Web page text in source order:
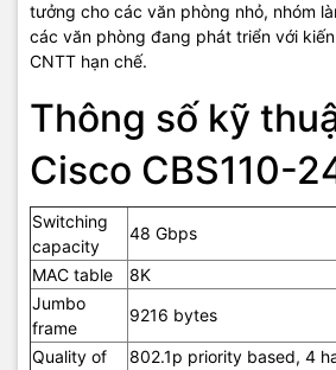
tưởng cho các văn phòng nhỏ, nhóm
các văn phòng đang phát triển với
CNTT hạn chế.
Thông số kỹ
Cisco CBS110-
Switching
capacity
48 Gbps
MAC table
8K
Jumbo
frame
9216 bytes
Quality of
802.1p priority based, 4